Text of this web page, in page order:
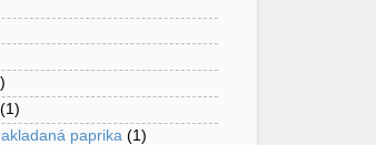
(1)
paprika (1)